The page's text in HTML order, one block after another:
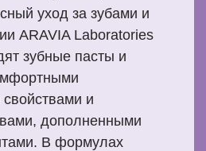
уход за зубами и
ARAVIA Laboratories
зубные пасты и
и
дополненными
В формулах